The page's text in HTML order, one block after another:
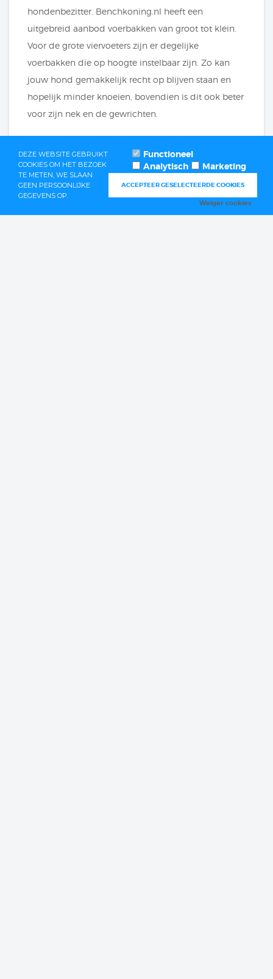
hondenbezitter. Benchkoning.nl heeft een
uitgebreid aanbod voerbakken van groot tot klein.
Voor de grote viervoeters zijn er degelijke
voerbakken die op hoogte instelbaar zijn. Zo kan
jouw hond gemakkelijk recht op blijven staan en
hopelijk minder knoeien, bovendien is dit ook beter
voor zijn nek en de gewrichten.
MENU
DEZE WEBSITE GEBRUIKT
COOKIES OM HET BEZOEK
TE METEN, WE SLAAN
GEEN PERSOONLIJKE
GEGEVENS OP.
Functioneel
Analytisch
Marketing
ACCEPTEER GESELECTEERDE COOKIES
Weiger cookies